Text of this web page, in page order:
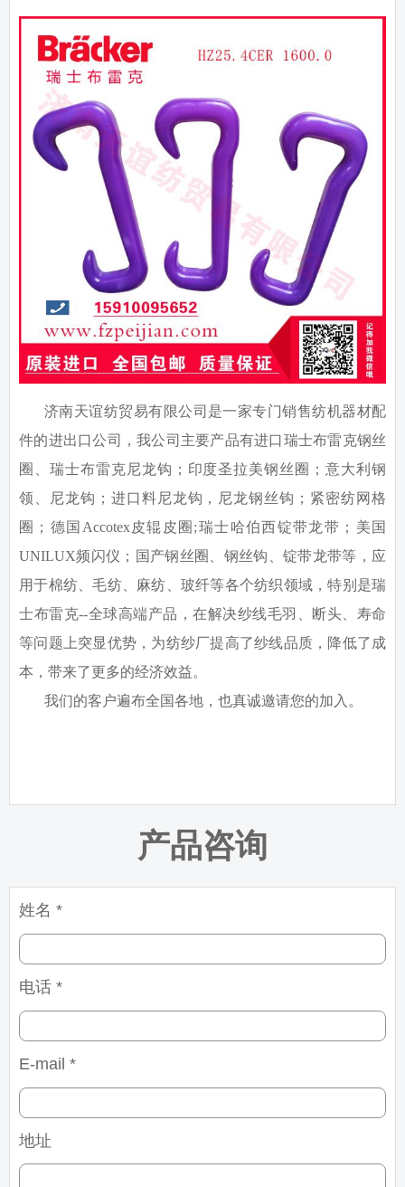
济南天谊纺贸易有限公司是一家专门销售纺机器材配
件的进出口公司，我公司主要产品有进口瑞士布雷克钢丝
圈、瑞士布雷克尼龙钩；印度圣拉美钢丝圈；意大利钢
领、尼龙钩；进口料尼龙钩，尼龙钢丝钩；紧密纺网格
圈；德国 Accotex皮辊皮圈 ;瑞士哈伯西锭带龙带；美国
UNILUX频闪仪；国产钢丝圈、钢丝钩、锭带龙带等，应
用于棉纺、毛纺、麻纺、玻纤等各个纺织领域，特别是瑞
士布雷克--全球高端产品，在解决纱线毛羽、断头、寿命
等问题上突显优势，为纺纱厂提高了纱线品质，降低了成
本，带来了更多的经济效益。
我们的客户遍布全国各地，也真诚邀请您的加入。
产品咨询
姓名 *
电话 *
E-mail *
地址